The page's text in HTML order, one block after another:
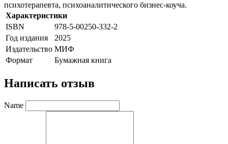
психотерапевта, психоаналитического бизнес-коуча.
Характеристики
ISBN
978-5-00250-332-2
Год издания
2025
Издательство МИФ
Формат
Бумажная книга
Написать отзыв
Name